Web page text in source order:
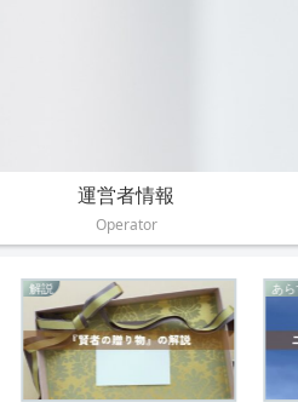
運営者情報
Operator
感想